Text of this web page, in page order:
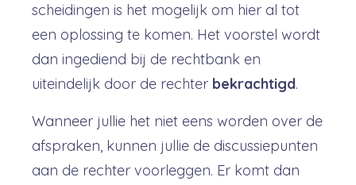
scheidingen is het mogelijk om hier al tot
een oplossing te komen. Het voorstel wordt
dan ingediend bij de rechtbank en
uiteindelijk door de rechter bekrachtigd.
Wanneer jullie het niet eens worden over de
afspraken, kunnen jullie de discussiepunten
aan de rechter voorleggen. Er komt dan